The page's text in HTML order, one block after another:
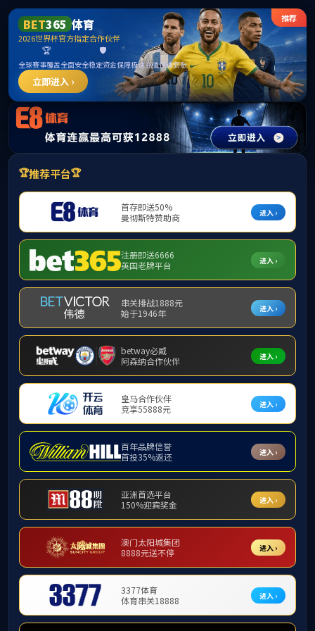
学校主页 学院首页 学院简介 师资力量 教育
科研动态
科研动态
项目申报
成果汇编
科研团队
科研动态